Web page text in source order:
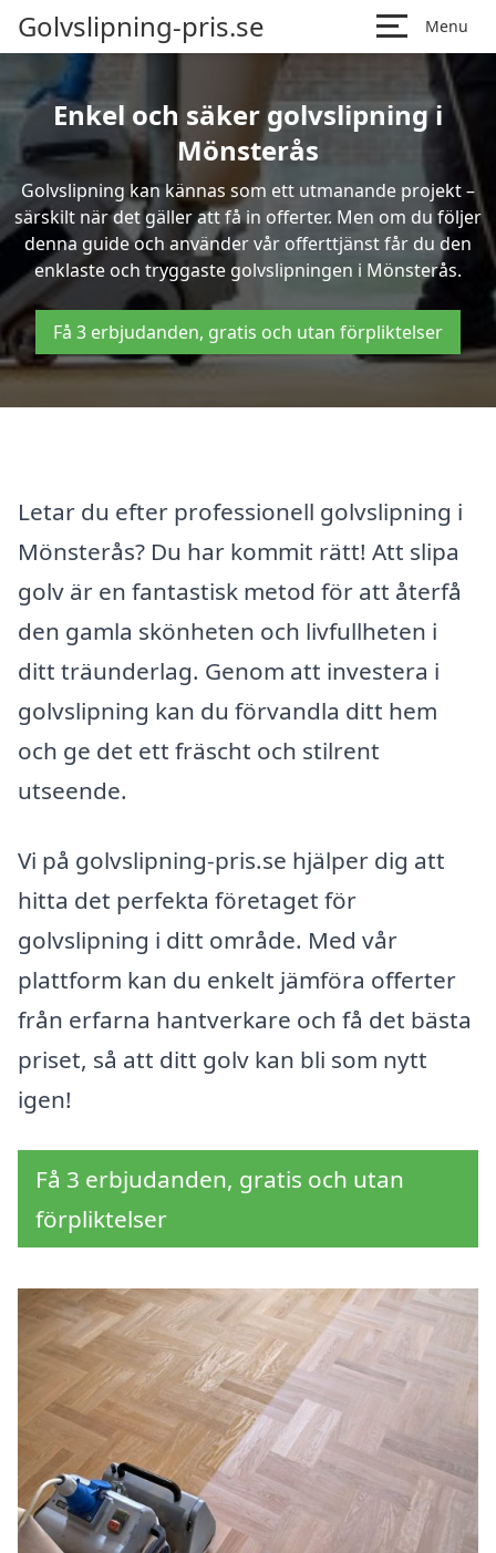
Golvslipning-pris.se Menu
Enkel och säker golvslipning i
Mönsterås
Golvslipning kan kännas som ett utmanande projekt –
särskilt när det gäller att få in offerter. Men om du följer
denna guide och använder vår offerttjänst får du den
enklaste och tryggaste golvslipningen i Mönsterås.
Få 3 erbjudanden, gratis och utan förpliktelser
Letar du efter professionell golvslipning i
Mönsterås? Du har kommit rätt! Att slipa
golv är en fantastisk metod för att återfå
den gamla skönheten och livfullheten i
ditt träunderlag. Genom att investera i
golvslipning kan du förvandla ditt hem
och ge det ett fräscht och stilrent
utseende.
Vi på golvslipning-pris.se hjälper dig att
hitta det perfekta företaget för
golvslipning i ditt område. Med vår
plattform kan du enkelt jämföra offerter
från erfarna hantverkare och få det bästa
priset, så att ditt golv kan bli som nytt
igen!
Få 3 erbjudanden, gratis och utan
förpliktelser